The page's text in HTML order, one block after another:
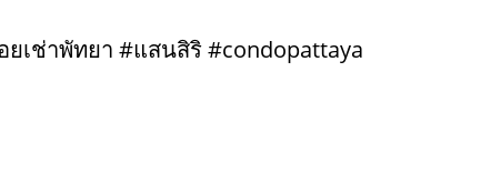
ช่าพัทยา #แสนสิริ #condopattaya